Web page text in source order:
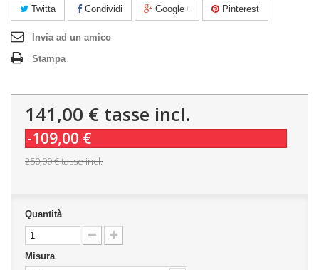
Twitta Condividi Google+ Pinterest
Invia ad un amico
Stampa
141,00 € tasse incl.
-109,00 €
250,00 €tasse incl.
Quantità
Misura